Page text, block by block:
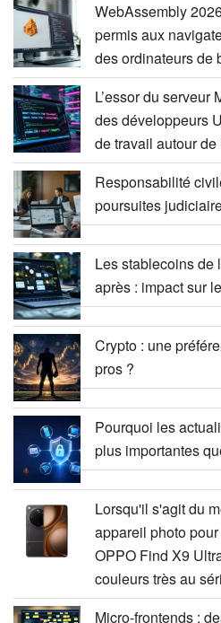
WebAssembly
permis aux
des ordinateurs de
L’essor du serveur
des développeurs
de travail autour de
Responsabilité
poursuites
Les stablecoins de
après : impact sur
Crypto : une
pros ?
Pourquoi les
plus importantes
Lorsqu'il s'agit du
appareil photo
OPPO Find X9
couleurs très au
Micro-frontends :